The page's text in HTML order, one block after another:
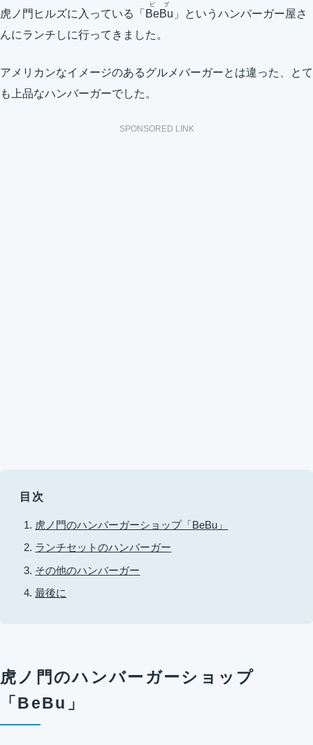
虎ノ門ヒルズに入っている「 BeBu
ビブ
」というハンバーガー屋さ
んにランチしに行ってきました。
アメリカンなイメージのあるグルメバーガーとは違った、とて
も上品なハンバーガーでした。
SPONSORED LINK
目次
虎ノ門のハンバーガーショップ「BeBu」
ランチセットのハンバーガー
その他のハンバーガー
最後に
虎ノ門のハンバーガーショップ
「BeBu」